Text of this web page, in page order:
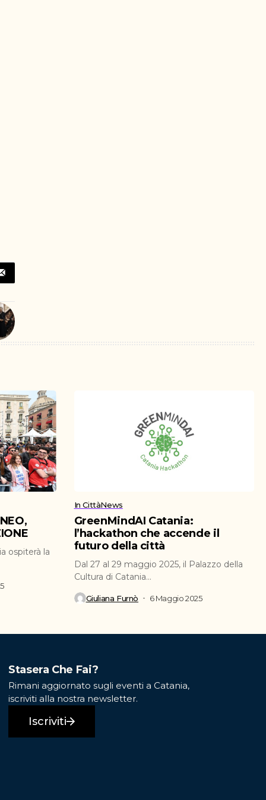
ospiterà la
In CittàNews
GreenMindAI Catania:
l’hackathon che accende il
futuro della città
Dal 27 al 29 maggio 2025, il Palazzo della
Cultura di Catania...
Giuliana Furnò 6 Maggio 2025
Stasera Che Fai?
Rimani aggiornato sugli eventi a Catania,
iscriviti alla nostra newsletter.
Iscriviti